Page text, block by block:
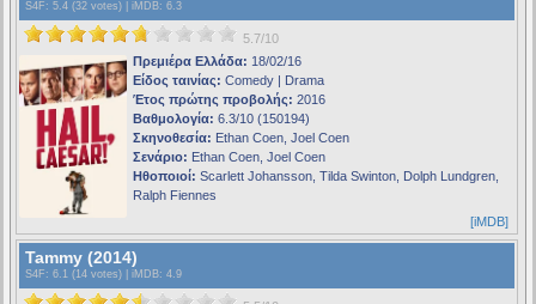
S4F : 5.4 (32 votes) | iMDB: 6.3
5.7/10
Πρεμιέρα Ελλάδα: 18/02/16
Είδος ταινίας: Comedy | Drama
Έτος πρώτης προβολής: 2016
Βαθμολογία: 6.3/10 (150194)
Σκηνοθεσία: Ethan Coen, Joel Coen
Σενάριο: Ethan Coen, Joel Coen
Ηθοποιοί: Scarlett Johansson, Tilda Swinton, Dolph Lundgren,
Ralph Fiennes
[iMDB]
Tammy (2014)
S4F : 6.1 (14 votes) | iMDB: 4.9